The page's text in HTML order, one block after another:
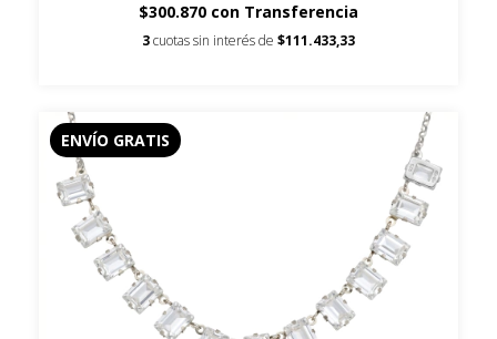
$300.870 con Transferencia
3cuotas sin interés de $111.433,33
ENVÍO GRATIS